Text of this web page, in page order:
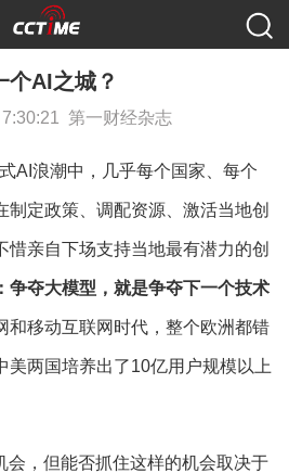
个AI之城？
第一财经杂志
AI浪潮中，几乎每个国家、每个
制定政策、调配资源、激活当地创
惜亲自下场支持当地最有潜力的创
争夺大模型，就是争夺下一个技术
和移动互联网时代，整个欧洲都错
美两国培养出了10亿用户规模以上
会，但能否抓住这样的机会取决于